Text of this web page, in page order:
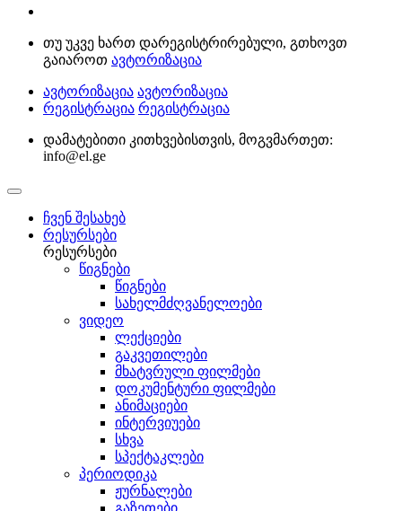
თუ უკვე ხართ დარეგისტრირებული, გთხოვთ
გაიაროთ ავტორიზაცია
ავტორიზაცია ავტორიზაცია
რეგისტრაცია რეგისტრაცია
დამატებითი კითხვებისთვის, მოგვმართეთ:
info@el.ge
ჩვენ შესახებ
რესურსები
რესურსები
წიგნები
წიგნები
სახელმძღვანელოები
ვიდეო
ლექციები
გაკვეთილები
მხატვრული ფილმები
დოკუმენტური ფილმები
ანიმაციები
ინტერვიუები
სხვა
სპექტაკლები
პერიოდიკა
ჟურნალები